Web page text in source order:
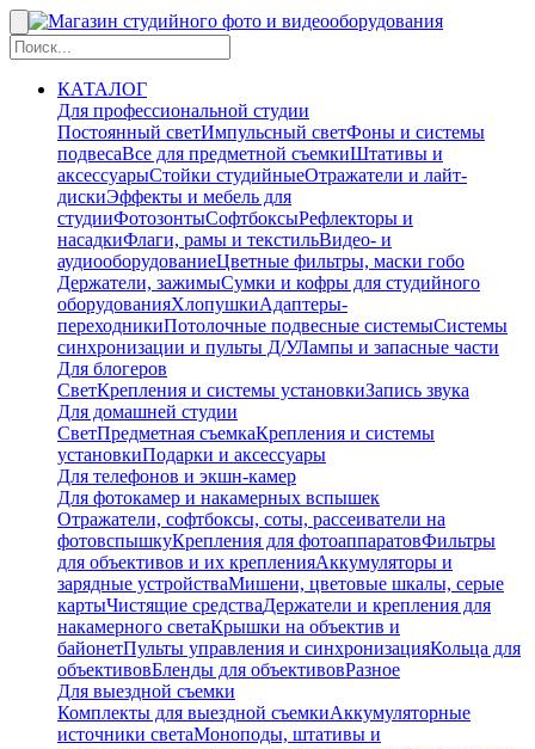
КАТАЛОГ
Для профессиональной студии
Постоянный светИмпульсный светФоны и системы
подвесаВсе для предметной съемкиШтативы и
аксессуарыСтойки студийныеОтражатели и лайт-
дискиЭффекты и мебель для
студииФотозонтыСофтбоксыРефлекторы и
насадкиФлаги, рамы и текстильВидео- и
аудиооборудованиеЦветные фильтры, маски гобо
Держатели, зажимыСумки и кофры для студийного
оборудованияХлопушкиАдаптеры-
переходникиПотолочные подвесные системыСистемы
синхронизации и пульты Д/УЛампы и запасные части
Для блогеров
СветКрепления и системы установкиЗапись звука
Для домашней студии
СветПредметная съемкаКрепления и системы
установкиПодарки и аксессуары
Для телефонов и экшн-камер
Для фотокамер и накамерных вспышек
Отражатели, софтбоксы, соты, рассеиватели на
фотовспышкуКрепления для фотоаппаратовФильтры
для объективов и их крепленияАккумуляторы и
зарядные устройстваМишени, цветовые шкалы, серые
картыЧистящие средстваДержатели и крепления для
накамерного светаКрышки на объектив и
байонетПульты управления и синхронизацияКольца для
объективовБленды для объективовРазное
Для выездной съемки
Комплекты для выездной съемкиАккумуляторные
источники светаМоноподы, штативы и